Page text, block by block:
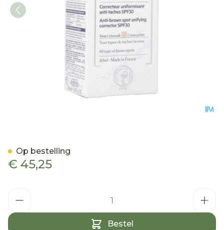
€ 45,25
Bestel
Op bestelling